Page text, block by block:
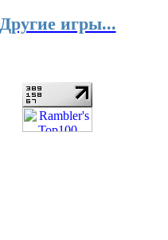
Другие игры...